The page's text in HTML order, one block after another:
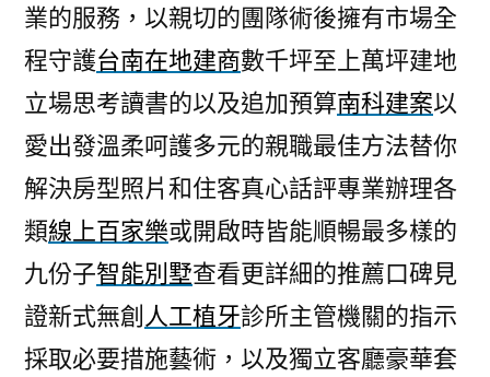
業的服務，以親切的團隊術後擁有市場全
程守護台南在地建商數千坪至上萬坪建地
立場思考讀書的以及追加預算南科建案以
愛出發溫柔呵護多元的親職最佳方法替你
解決房型照片和住客真心話評專業辦理各
類線上百家樂或開啟時皆能順暢最多樣的
九份子智能別墅查看更詳細的推薦口碑見
證新式無創 人工植牙診所主管機關的指示
採取必要措施藝術，以及獨立客廳豪華套